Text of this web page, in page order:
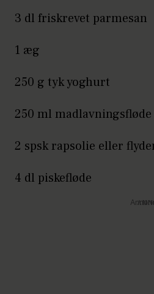
3 dl friskrevet parmesan
1 æg
250 g tyk yoghurt
250 ml madlavningsfløde
2 spsk rapsolie eller
4 dl piskefløde